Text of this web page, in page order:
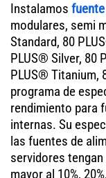
Instalamos
modulares, semi
Standard, 80
PLUS® Silver, 80
PLUS® Titanium,
programa de
rendimiento para
internas. Su
las fuentes de
servidores
mayor al 10%,